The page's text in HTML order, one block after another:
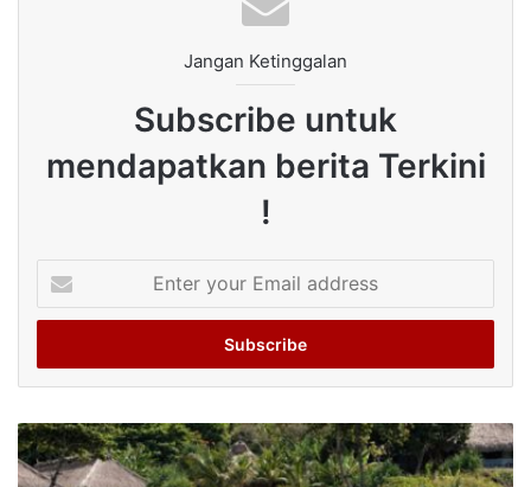
Jangan Ketinggalan
Subscribe untuk
mendapatkan berita Terkini
!
your
Email